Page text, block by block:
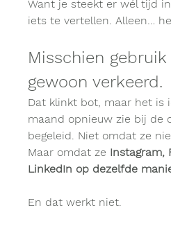
Want je steekt er wél tijd
iets te vertellen. Alleen…
Misschien
gewoon verkeerd.
Dat klinkt bot, maar het is
maand opnieuw zie bij de
begeleid. Niet omdat ze
Maar omdat ze Instagram,
LinkedIn op dezelfde
En dat werkt niet.